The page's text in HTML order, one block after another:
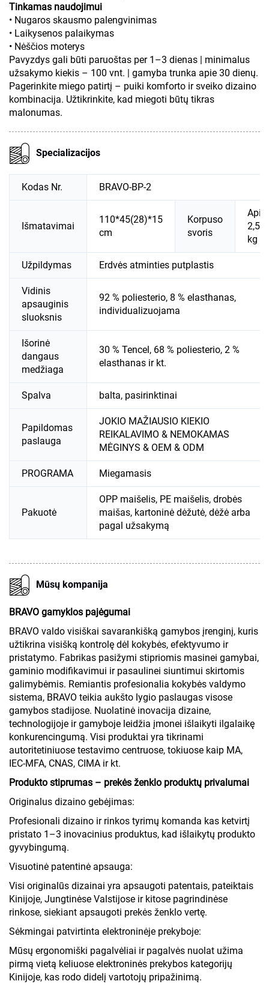
Tinkamas naudojimui
• Nugaros skausmo palengvinimas
• Laikysenos palaikymas
• Nėščios moterys
Pavyzdys gali būti paruoštas per 1–3 dienas | minimalus
užsakymo kiekis – 100 vnt. | gamyba trunka apie 30 dienų.
Pagerinkite miego patirtį – puiki komforto ir sveiko dizaino
kombinacija. Užtikrinkite, kad miegoti būtų tikras
malonumas.
Specializacijos
Kodas Nr. BRAVO-BP-2
Išmatavimai
110*45(28)*15
cm
Korpuso
svoris
Apie
2,5
kg
Užpildymas Erdvės atminties putplastis
Vidinis
apsauginis
sluoksnis
92 % poliesterio, 8 % elasthanas,
individualizuojama
Išorinė
dangaus
medžiaga
30 % Tencel, 68 % poliesterio, 2 %
elasthanas ir kt.
Spalva balta, pasirinktinai
Papildomas
paslauga
JOKIO MAŽIAUSIO KIEKIO
REIKALAVIMO & NEMOKAMAS
MĖGINYS & OEM & ODM
PROGRAMA Miegamasis
Pakuotė
OPP maišelis, PE maišelis, drobės
maišas, kartoninė dėžutė, dėžė arba
pagal užsakymą
Mūsų kompanija
BRAVO gamyklos pajėgumai
BRAVO valdo visiškai savarankišką gamybos įrenginį, kuris
užtikrina visišką kontrolę dėl kokybės, efektyvumo ir
pristatymo. Fabrikas pasižymi stipriomis masinei gamybai,
gaminio modifikavimui ir pasaulinei siuntimui skirtomis
galimybėmis. Remiantis profesionalia kokybės valdymo
sistema, BRAVO teikia aukšto lygio paslaugas visose
gamybos stadijose. Nuolatinė inovacija dizaine,
technologijoje ir gamyboje leidžia įmonei išlaikyti ilgalaikę
konkurencingumą. Visi produktai yra tikrinami
autoritetiniuose testavimo centruose, tokiuose kaip MA,
IEC-MFA, CNAS, CIMA ir kt.
Produkto stiprumas – prekės ženklo produktų privalumai
Originalus dizaino gebėjimas:
Profesionali dizaino ir rinkos tyrimų komanda kas ketvirtį
pristato 1–3 inovacinius produktus, kad išlaikytų produkto
gyvybingumą.
Visuotinė patentinė apsauga:
Visi originalūs dizainai yra apsaugoti patentais, pateiktais
Kinijoje, Jungtinėse Valstijose ir kitose pagrindinėse
rinkose, siekiant apsaugoti prekės ženklo vertę.
Sėkmingai patvirtinta elektroninėje prekyboje:
Mūsų ergonomiški pagalvėliai ir pagalvės nuolat užima
pirmą vietą keliuose elektroninės prekybos kategorijų
Kinijoje, kas rodo didelį vartotojų pripažinimą.